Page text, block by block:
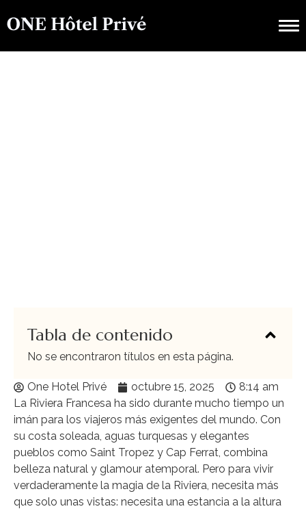
Tabla de contenido
No se encontraron títulos en esta página.
One Hotel Privé octubre 15, 2025
8:14 am
La Riviera Francesa ha sido durante mucho tiempo un
imán para los viajeros más exigentes del mundo. Con
su costa soleada, aguas turquesas y elegantes
pueblos como Saint Tropez y Cap Ferrat, combina
belleza natural y glamour atemporal. Pero para vivir
verdaderamente la magia de la Riviera, necesita más
que solo unas vistas: necesita una estancia a la altura